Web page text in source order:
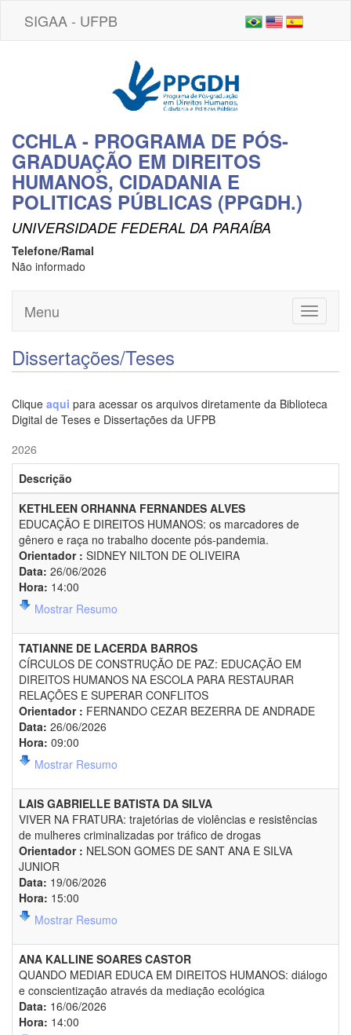
SIGAA - UFPB
CCHLA - PROGRAMA DE PÓS-
GRADUAÇÃO EM DIREITOS
HUMANOS, CIDADANIA E
POLITICAS PÚBLICAS (PPGDH.)
UNIVERSIDADE FEDERAL DA PARAÍBA
Telefone/Ramal
Não informado
Toggle
Menu
Dissertações/Teses
Clique aqui para acessar os arquivos diretamente da Biblioteca
Digital de Teses e Dissertações da UFPB
2026
Descrição
KETHLEEN ORHANNA FERNANDES ALVES
EDUCAÇÃO E DIREITOS HUMANOS: os marcadores de
gênero e raça no trabalho docente pós-pandemia.
Orientador : SIDNEY NILTON DE OLIVEIRA
Data: 26/06/2026
Hora: 14:00
Mostrar Resumo
TATIANNE DE LACERDA BARROS
CÍRCULOS DE CONSTRUÇÃO DE PAZ: EDUCAÇÃO EM
DIREITOS HUMANOS NA ESCOLA PARA RESTAURAR
RELAÇÕES E SUPERAR CONFLITOS
Orientador : FERNANDO CEZAR BEZERRA DE ANDRADE
Data: 26/06/2026
Hora: 09:00
Mostrar Resumo
LAIS GABRIELLE BATISTA DA SILVA
VIVER NA FRATURA: trajetórias de violências e resistências
de mulheres criminalizadas por tráfico de drogas
Orientador : NELSON GOMES DE SANT ANA E SILVA
JUNIOR
Data: 19/06/2026
Hora: 15:00
Mostrar Resumo
ANA KALLINE SOARES CASTOR
QUANDO MEDIAR EDUCA EM DIREITOS HUMANOS: diálogo
e conscientização através da mediação ecológica
Data: 16/06/2026
Hora: 14:00